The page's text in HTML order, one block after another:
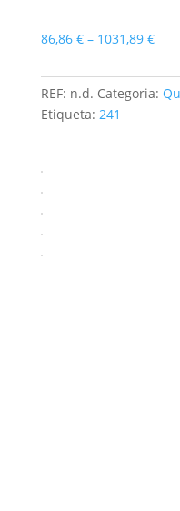
86,86 € – 1031,89 €Price
REF: n.d. Categoria:
Etiqueta: 241